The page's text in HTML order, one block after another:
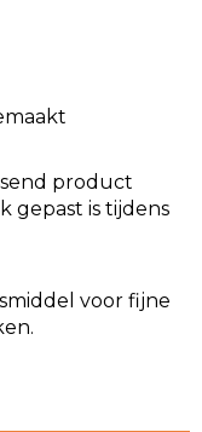
product
gepast is tijdens
voor fijne